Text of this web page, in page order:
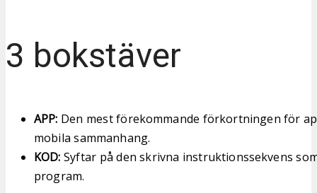
3 bokstäver
APP: Den mest förekommande förkortningen för
mobila sammanhang.
KOD: Syftar på den skrivna instruktionssekvens
program.